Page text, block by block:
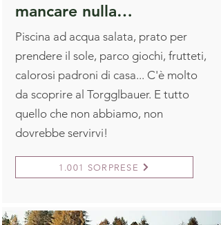
mancare nulla…
Piscina ad acqua salata, prato per
prendere il sole, parco giochi, frutteti,
calorosi padroni di casa... C'è molto
da scoprire al Torgglbauer. E tutto
quello che non abbiamo, non
dovrebbe servirvi!
1.001 SORPRESE